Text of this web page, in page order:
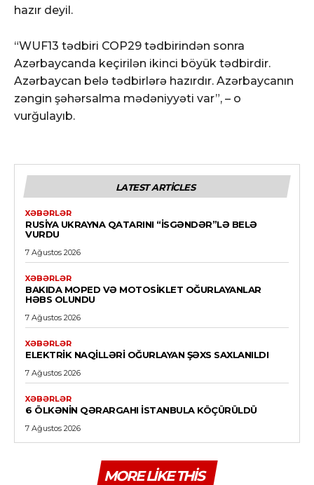
hazır deyil.
“WUF13 tədbiri COP29 tədbirindən sonra
Azərbaycanda keçirilən ikinci böyük tədbirdir.
Azərbaycan belə tədbirlərə hazırdır. Azərbaycanın
zəngin şəhərsalma mədəniyyəti var”, – o
vurğulayıb.
LATEST ARTICLES
XƏBƏRLƏR
RUSIYA UKRAYNA QATARINI “İSGƏNDƏR”LƏ BELƏ
VURDU
7 Ağustos 2026
XƏBƏRLƏR
BAKIDA MOPED VƏ MOTOSIKLET OĞURLAYANLAR
HƏBS OLUNDU
7 Ağustos 2026
XƏBƏRLƏR
ELEKTRIK NAQILLƏRI OĞURLAYAN ŞƏXS SAXLANILDI
7 Ağustos 2026
XƏBƏRLƏR
6 ÖLKƏNIN QƏRARGAHI İSTANBULA KÖÇÜRÜLDÜ
7 Ağustos 2026
MORE LIKE THIS